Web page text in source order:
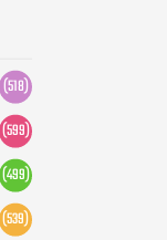
(518)
(599)
(499)
(539)